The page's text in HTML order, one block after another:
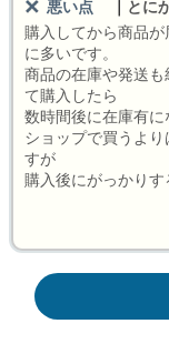
悪い点
とに
購入してから商品
に多いです。
商品の在庫や発送
て購入したら
数時間後に在庫有に
ショップで買うよ
すが
購入後にがっかりす